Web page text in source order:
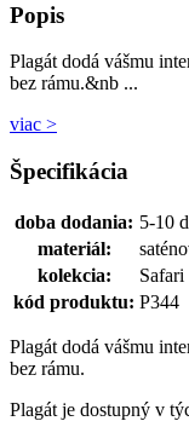
Popis
Plagát dodá vášmu
bez rámu.&nb ...
viac >
Špecifikácia
doba dodania: 5-10
materiál:
kolekcia:
Safari
kód produktu: P344
Plagát dodá vášmu
bez rámu.
Plagát je dostupný v